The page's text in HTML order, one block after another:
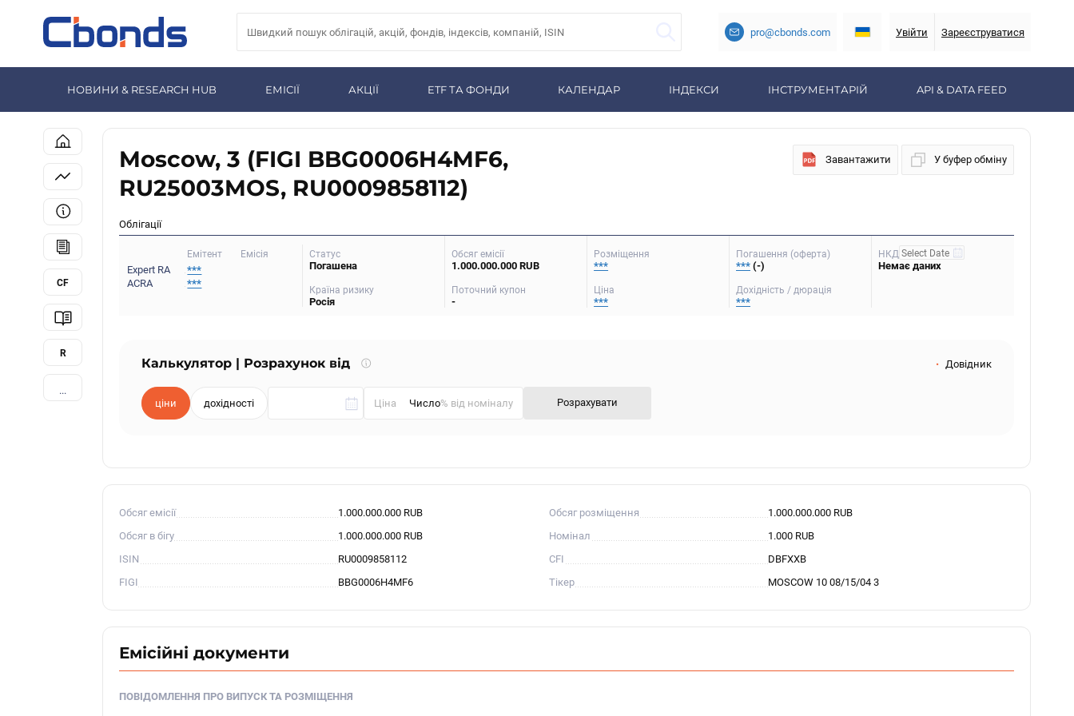
pro@cbonds.com Увійти Зареєструватися
НОВИНИ & RESEARCH HUB ЕМІСІЇ АКЦІЇ ETF ТА ФОНДИ КАЛЕНДАР ІНДЕКСИ ІНСТРУМЕНТАРІЙ API & DATA FEED
CF
R
...
Moscow, 3 (FIGI BBG0006H4MF6,
RU25003MOS, RU0009858112)
Завантажити У буфер обміну
Облігації
Емісія
Емітент
Expert RA
***
ACRA
***
Статус
Погашена
Обсяг емісії
1.000.000.000 RUB
Розміщення
***
Погашення (оферта)
*** (-)
НКД
Немає даних
Країна ризику
Росія
Поточний купон
-
Ціна
***
Дохідність / дюрація
***
Калькулятор | Розрахунок від
Що
Довідник
ціни дохідності Ціна % від номіналу Розрахувати
Обсяг емісії 1.000.000.000 RUB Обсяг розміщення
1.000.000.000 RUB
Обсяг в бігу
1.000.000.000 RUB Номінал
1.000 RUB
ISIN
RU0009858112 CFI
DBFXXB
FIGI
BBG0006H4MF6 Тікер MOSCOW 10 08/15/04 3
Емісійні документи
ПОВІДОМЛЕННЯ ПРО ВИПУСК ТА РОЗМІЩЕННЯ